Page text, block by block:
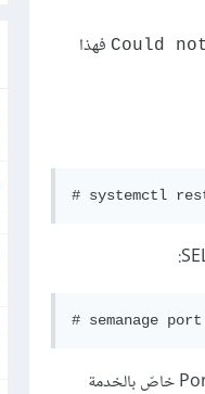
Could فهذا
# systemctl
# semanage